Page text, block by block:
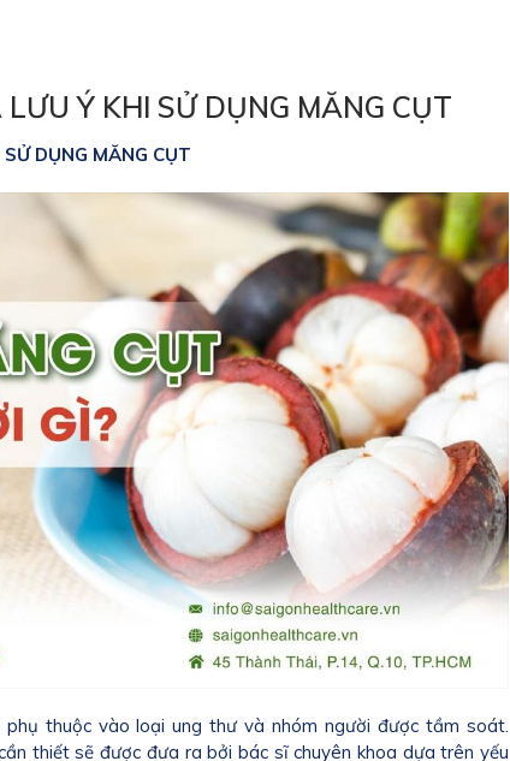
Ý KHI SỬ DỤNG MĂNG CỤT
DỤNG MĂNG CỤT
thuộc vào loại ung thư và nhóm người được tầm soát.
thiết sẽ được đưa ra bởi bác sĩ chuyên khoa dựa trên yếu